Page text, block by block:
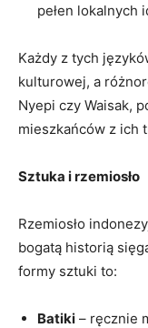
⁤pełen lokalnych
Każdy z tych
kulturowej, a
Nyepi czy ⁤Waisak,
mieszkańców z ich
Sztuka i rzemiosło
Rzemiosło
bogatą historią
formy sztuki to:
Batiki – ‌ręcznie